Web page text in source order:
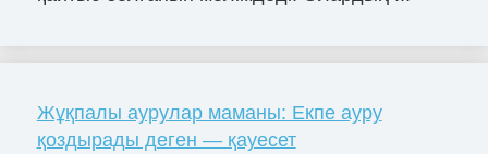
Жұқпалы аурулар маманы: Екпе ауру
қоздырады деген — қауесет